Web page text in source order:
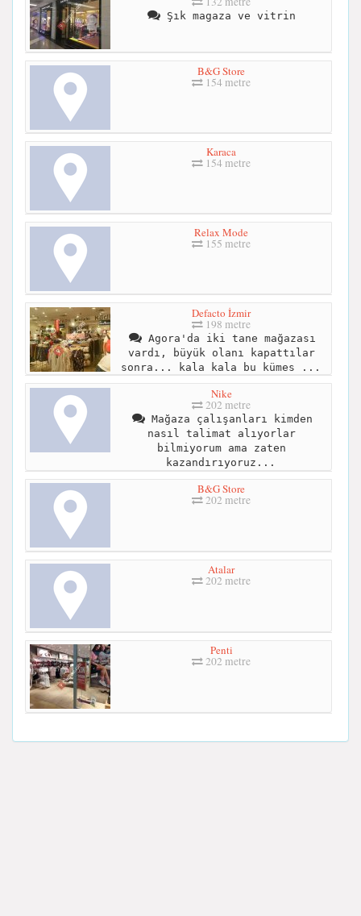
Şık magaza ve vitrin
B&G Store
154 metre
Karaca
154 metre
Relax Mode
155 metre
Defacto İzmir
198 metre
Agora'da iki tane mağazası
vardı, büyük olanı kapattılar
sonra... kala kala bu kümes ...
Nike
202 metre
Mağaza çalışanları kimden
nasıl talimat alıyorlar
bilmiyorum ama zaten
kazandırıyoruz...
B&G Store
202 metre
Atalar
202 metre
Penti
202 metre